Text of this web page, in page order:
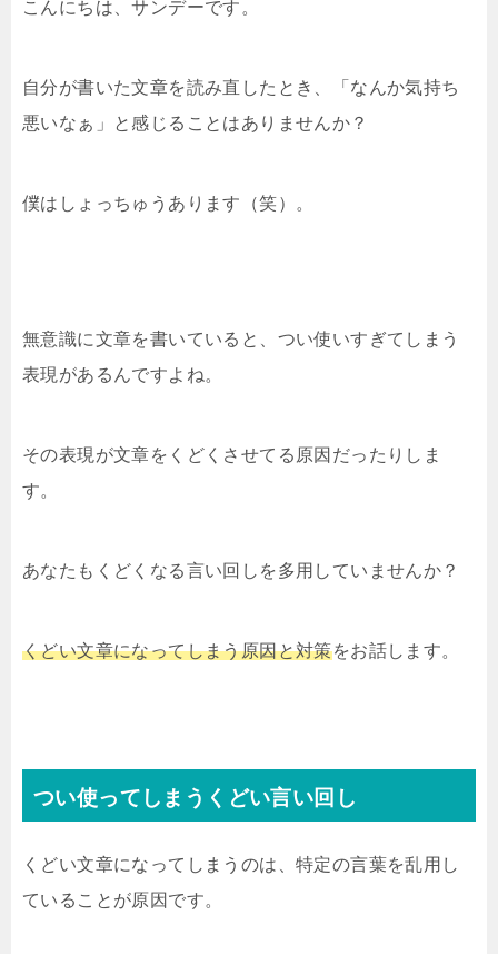
こんにちは、サンデーです。
自分が書いた文章を読み直したとき、「なんか気持ち
悪いなぁ」と感じることはありませんか？
僕はしょっちゅうあります（笑）。
無意識に文章を書いていると、つい使いすぎてしまう
表現があるんですよね。
その表現が文章をくどくさせてる原因だったりしま
す。
あなたもくどくなる言い回しを多用していませんか？
くどい文章になってしまう原因と対策をお話します。
つい使ってしまうくどい言い回し
くどい文章になってしまうのは、特定の言葉を乱用し
ていることが原因です。